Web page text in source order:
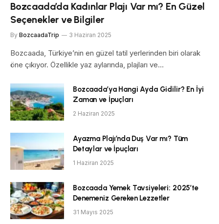
Bozcaada’da Kadınlar Plajı Var mı? En Güzel
Seçenekler ve Bilgiler
By BozcaadaTrip 3 Haziran 2025
Bozcaada, Türkiye’nin en güzel tatil yerlerinden biri olarak
öne çıkıyor. Özellikle yaz aylarında, plajları ve…
Bozcaada’ya Hangi Ayda Gidilir? En İyi
Zaman ve İpuçları
2 Haziran 2025
Ayazma Plajı’nda Duş Var mı? Tüm
Detaylar ve İpuçları
1 Haziran 2025
Bozcaada Yemek Tavsiyeleri: 2025’te
Denemeniz Gereken Lezzetler
31 Mayıs 2025